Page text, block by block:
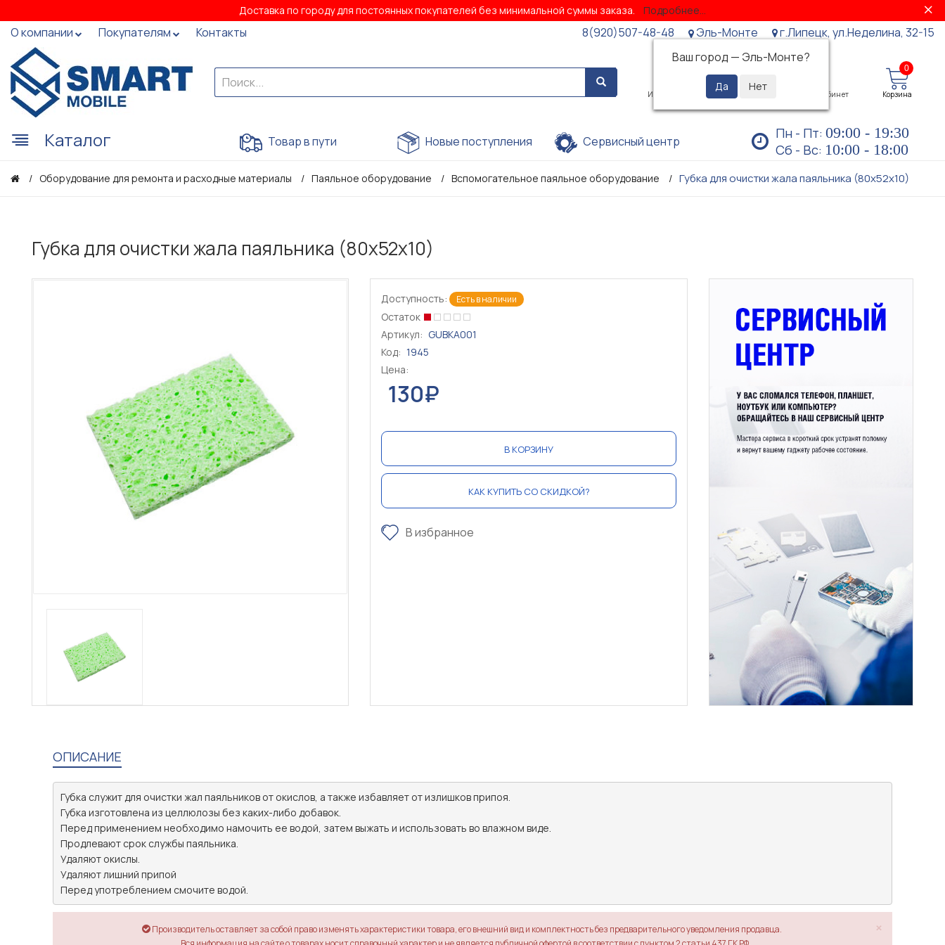
Доставка по городу для постоянных покупателей без минимальной суммы заказа. Подробнее...
О компании Покупателям Контакты 8(920)507-48-48
Эль-Монте
Ваш город — Эль-Монте?
г.Липецк, ул.Неделина, 32-15
Избранное Просмотренные Личный кабинет
0
Корзина
Каталог Товар в пути Новые поступления Сервисный центр Пн - Пт: 09:00 - 19:30
Сб - Вс: 10:00 - 18:00
Оборудование для ремонта и расходные материалы Паяльное оборудование Вспомогательное паяльное оборудование Губка для очистки жала паяльника (80х52х10)
Губка для очистки жала паяльника (80х52х10)
Доступность: Есть в наличии
Остаток
Артикул: GUBKA001
Код: 1945
Цена:
130₽
В КОРЗИНУ
КАК КУПИТЬ СО СКИДКОЙ?
В избранное
ОПИСАНИЕ
Губка служит для очистки жал паяльников от окислов, а также избавляет от излишков припоя.
Губка изготовлена из целлюлозы без каких-либо добавок.
Перед применением необходимо намочить ее водой, затем выжать и использовать во влажном виде.
Продлевают срок службы паяльника.
Удаляют окислы.
Удаляют лишний припой
×
Производитель оставляет за собой право изменять характеристики товара, его внешний вид и комплектность без предварительного уведомления продавца.